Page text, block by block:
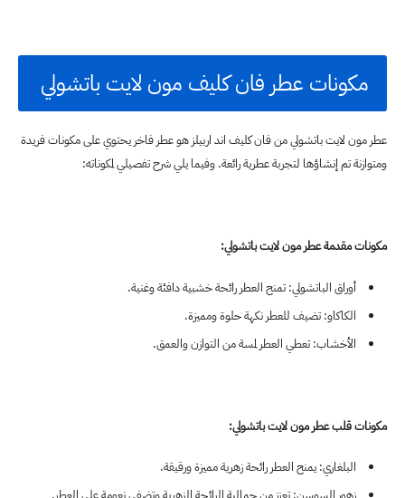
مكونات عطر فان كليف مون لايت باتشولي
عطر مون لايت باتشولي من فان كليف اند اربيلز هو عطر فاخر يحتوي على مكونات فريدة
ومتوازنة تم إنشاؤها لتجربة عطرية رائعة. وفيما يلي شرح تفصيلي لمكوناته:
مكونات مقدمة عطر مون لايت باتشولي:
أوراق الباتشولي: تمنح العطر رائحة خشبية دافئة وغنية.
الكاكاو: تضيف للعطر نكهة حلوة ومميزة.
الأخشاب: تعطي العطر لمسة من التوازن والعمق.
مكونات قلب عطر مون لايت باتشولي:
البلغاري: يمنح العطر رائحة زهرية مميزة ورقيقة.